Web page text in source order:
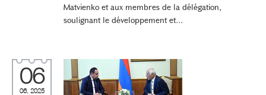
Matvienko et aux membres de la délégation,
soulignant le développement et...
06
06, 2025